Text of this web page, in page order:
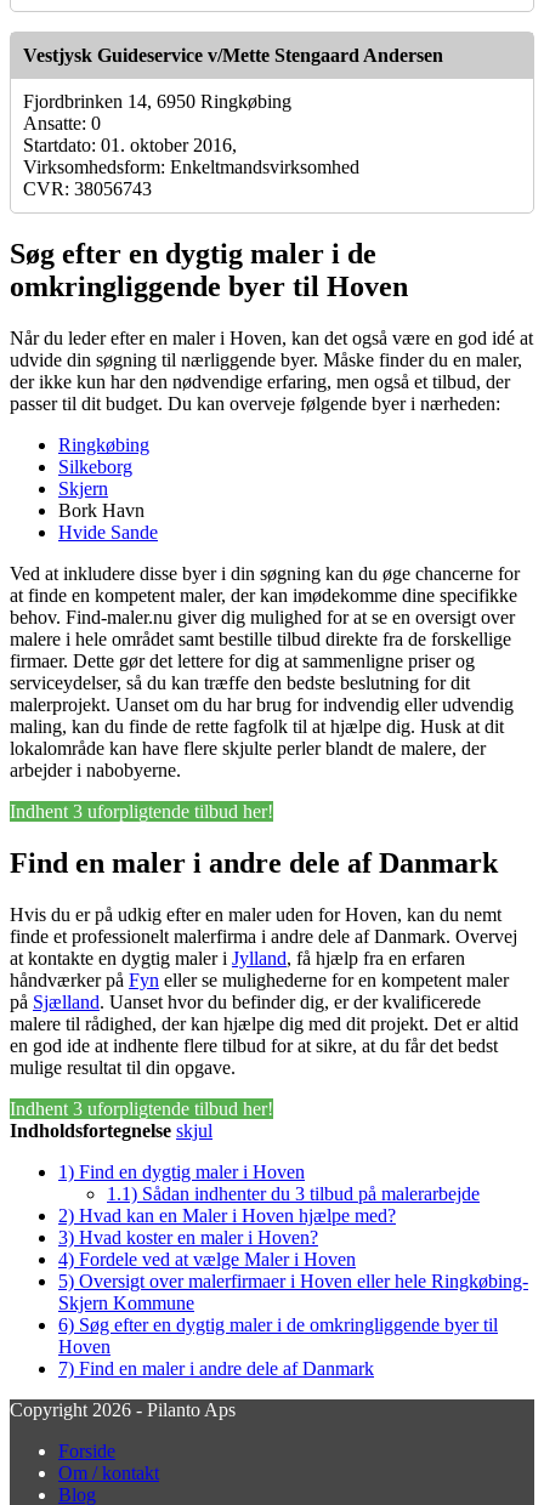
Vestjysk Guideservice v/Mette Stengaard Andersen
Fjordbrinken 14, 6950 Ringkøbing
Ansatte: 0
Startdato: 01. oktober 2016,
Virksomhedsform: Enkeltmandsvirksomhed
CVR: 38056743
Søg efter en dygtig maler i de
omkringliggende byer til Hoven
Når du leder efter en maler i Hoven, kan det også være en god idé at
udvide din søgning til nærliggende byer. Måske finder du en maler,
der ikke kun har den nødvendige erfaring, men også et tilbud, der
passer til dit budget. Du kan overveje følgende byer i nærheden:
Ringkøbing
Silkeborg
Skjern
Bork Havn
Hvide Sande
Ved at inkludere disse byer i din søgning kan du øge chancerne for
at finde en kompetent maler, der kan imødekomme dine specifikke
behov. Find-maler.nu giver dig mulighed for at se en oversigt over
malere i hele området samt bestille tilbud direkte fra de forskellige
firmaer. Dette gør det lettere for dig at sammenligne priser og
serviceydelser, så du kan træffe den bedste beslutning for dit
malerprojekt. Uanset om du har brug for indvendig eller udvendig
maling, kan du finde de rette fagfolk til at hjælpe dig. Husk at dit
lokalområde kan have flere skjulte perler blandt de malere, der
arbejder i nabobyerne.
Indhent 3 uforpligtende tilbud her!
Find en maler i andre dele af Danmark
Hvis du er på udkig efter en maler uden for Hoven, kan du nemt
finde et professionelt malerfirma i andre dele af Danmark. Overvej
at kontakte en dygtig maler i Jylland, få hjælp fra en erfaren
håndværker på Fyn eller se mulighederne for en kompetent maler
på Sjælland. Uanset hvor du befinder dig, er der kvalificerede
malere til rådighed, der kan hjælpe dig med dit projekt. Det er altid
en god ide at indhente flere tilbud for at sikre, at du får det bedst
mulige resultat til din opgave.
Indhent 3 uforpligtende tilbud her!
Indholdsfortegnelse skjul
1) Find en dygtig maler i Hoven
1.1) Sådan indhenter du 3 tilbud på malerarbejde
2) Hvad kan en Maler i Hoven hjælpe med?
3) Hvad koster en maler i Hoven?
4) Fordele ved at vælge Maler i Hoven
5) Oversigt over malerfirmaer i Hoven eller hele Ringkøbing-
Skjern Kommune
6) Søg efter en dygtig maler i de omkringliggende byer til
Hoven
7) Find en maler i andre dele af Danmark
Copyright 2026 - Pilanto Aps
Forside
Om / kontakt
Blog